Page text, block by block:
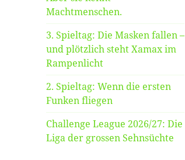
Machtmenschen.
3. Spieltag: Die Masken fallen –
und plötzlich steht Xamax im
Rampenlicht
2. Spieltag: Wenn die ersten
Funken fliegen
Challenge League 2026/27: Die
Liga der grossen Sehnsüchte